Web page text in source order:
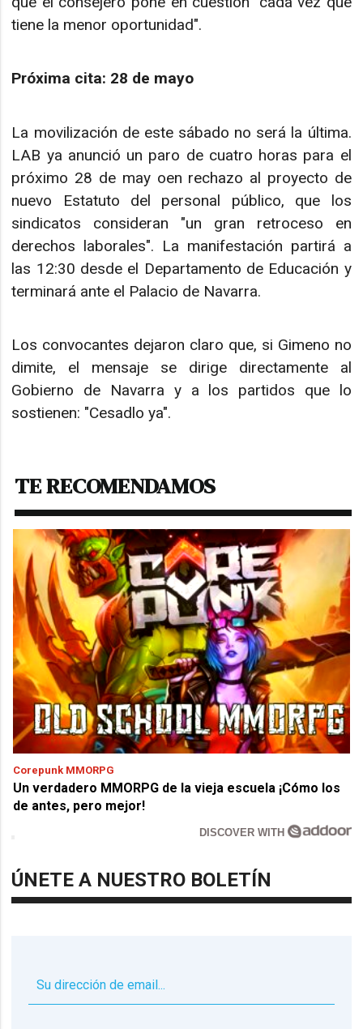
tiene la menor oportunidad".
Próxima cita: 28 de mayo
La movilización de este sábado no será la última.
LAB ya anunció un paro de cuatro horas para el
próximo 28 de may oen rechazo al proyecto de
nuevo Estatuto del personal público, que los
sindicatos consideran "un gran retroceso en
derechos laborales". La manifestación partirá a
las 12:30 desde el Departamento de Educación y
terminará ante el Palacio de Navarra.
Los convocantes dejaron claro que, si Gimeno no
dimite, el mensaje se dirige directamente al
Gobierno de Navarra y a los partidos que lo
sostienen: "Cesadlo ya".
TE RECOMENDAMOS
Corepunk MMORPG
Un verdadero MMORPG de la vieja escuela ¡Cómo los
de antes, pero mejor!
DISCOVER WITH
ÚNETE A NUESTRO BOLETÍN